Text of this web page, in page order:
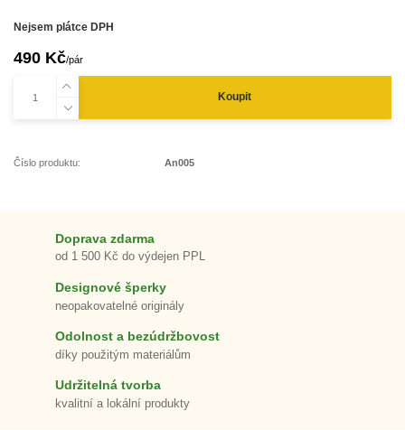
Nejsem plátce DPH
490 Kč/pár
Koupit
Číslo produktu: An005
Doprava zdarma
od 1 500 Kč do výdejen PPL
Designové šperky
neopakovatelné originály
Odolnost a bezúdržbovost
díky použitým materiálům
Udržitelná tvorba
kvalitní a lokální produkty